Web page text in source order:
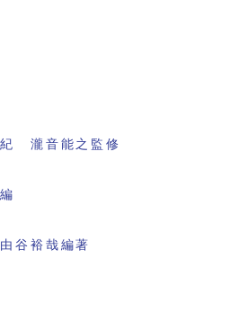
紀 瀧音能之監修
谷裕哉編著